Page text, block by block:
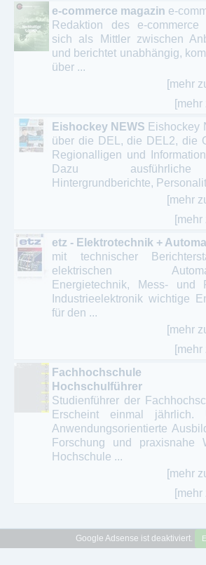
e-commerce magazin e-
Redaktion des e-commerce
sich als Mittler zwischen
und berichtet unabhängig,
über ...
[mehr
[mehr
Eishockey NEWS Eishockey
über die DEL, die DEL2, die
Regionalligen und
Dazu ausführliche
Hintergrundberichte,
[mehr
[mehr
etz - Elektrotechnik +
mit technischer
elektrischen
Energietechnik, Mess- und
Industrieelektronik wichtige
für den ...
[mehr
[mehr
Fachhochschule
Hochschulführer
Studienführer der
Erscheint einmal jährlich.
Anwendungsorientierte
Forschung und praxisnahe
Hochschule ...
[mehr
[mehr
Google Adsense ist deaktiviert.